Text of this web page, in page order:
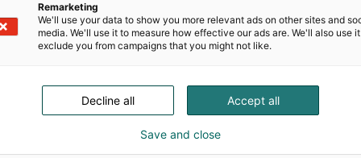
Remarketing
We'll use your data to show you more relevant ads on other sites and
media. We'll use it to measure how effective our ads are. We'll also use
exclude you from campaigns that you might not like.
Accept all
Decline all
Save and close